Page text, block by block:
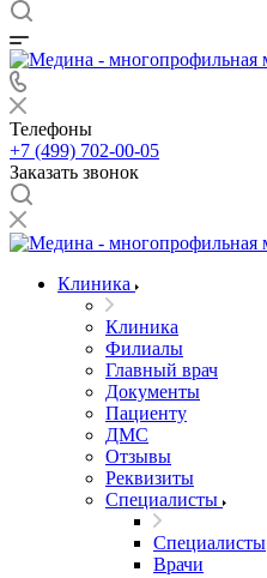
Телефоны
+7 (499) 702-00-05
Заказать звонок
Клиника
Клиника
Филиалы
Главный врач
Документы
Пациенту
ДМС
Отзывы
Реквизиты
Специалисты
Специалисты
Врачи